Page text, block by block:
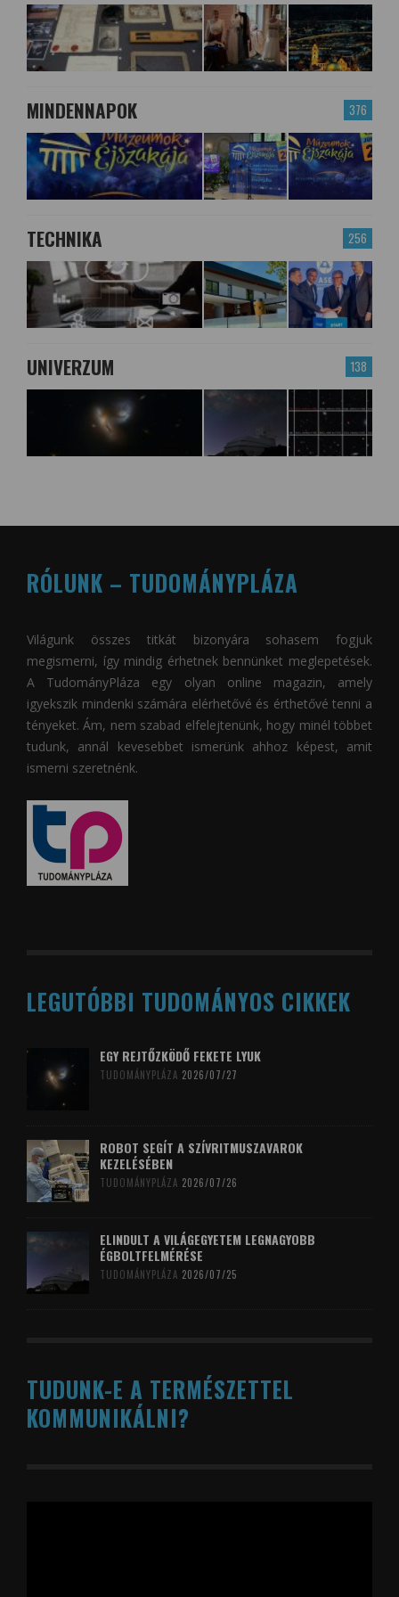
376
MINDENNAPOK
256
TECHNIKA
138
UNIVERZUM
RÓLUNK – TUDOMÁNYPLÁZA
Világunk összes titkát bizonyára sohasem fogjuk
megismerni, így mindig érhetnek bennünket meglepetések.
A TudományPláza egy olyan online magazin, amely
igyekszik mindenki számára elérhetővé és érthetővé tenni a
tényeket. Ám, nem szabad elfelejtenünk, hogy minél többet
tudunk, annál kevesebbet ismerünk ahhoz képest, amit
ismerni szeretnénk.
LEGUTÓBBI TUDOMÁNYOS CIKKEK
EGY REJTŐZKÖDŐ FEKETE LYUK
TUDOMÁNYPLÁZA 2026/07/27
ROBOT SEGÍT A SZÍVRITMUSZAVAROK
KEZELÉSÉBEN
TUDOMÁNYPLÁZA 2026/07/26
ELINDULT A VILÁGEGYETEM LEGNAGYOBB
ÉGBOLTFELMÉRÉSE
TUDOMÁNYPLÁZA 2026/07/25
TUDUNK-E A TERMÉSZETTEL
KOMMUNIKÁLNI?